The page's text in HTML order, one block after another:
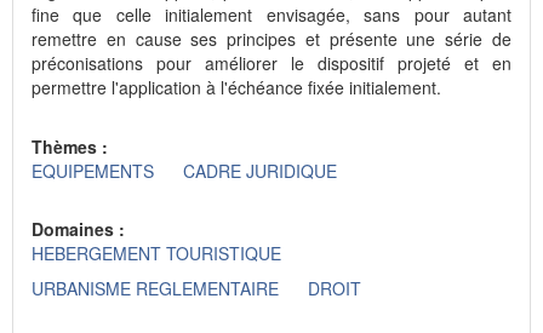
fine que celle initialement envisagée, sans pour autant
remettre en cause ses principes et présente une série de
préconisations pour améliorer le dispositif projeté et en
permettre l'application à l'échéance fixée initialement.
Thèmes :
EQUIPEMENTS
CADRE JURIDIQUE
Domaines :
HEBERGEMENT TOURISTIQUE
URBANISME REGLEMENTAIRE
DROIT